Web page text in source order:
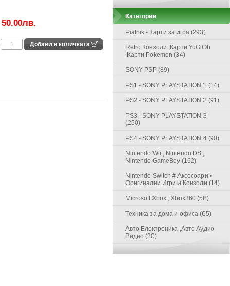
50.00лв.
Категории
Piatnik - Карти за игра (293)
Retro Конзоли ,Карти YuGiOh
,Карти Pokemon (34)
SONY PSP (89)
PS1 - SONY PLAYSTATION 1 (14)
PS2 - SONY PLAYSTATION 2 (91)
PS3 - SONY PLAYSTATION 3
(250)
PS4 - SONY PLAYSTATION 4 (90)
Nintendo Wii , Nintendo DS ,
Nintendo GameBoy (162)
Nintendo Switch # Аксесоари •
Оригинални Игри и Конзоли (14)
Microsoft Xbox , Xbox360 (58)
Техника за дома и офиса (65)
Авто Електроника ,Авто Аудио
Видео (20)